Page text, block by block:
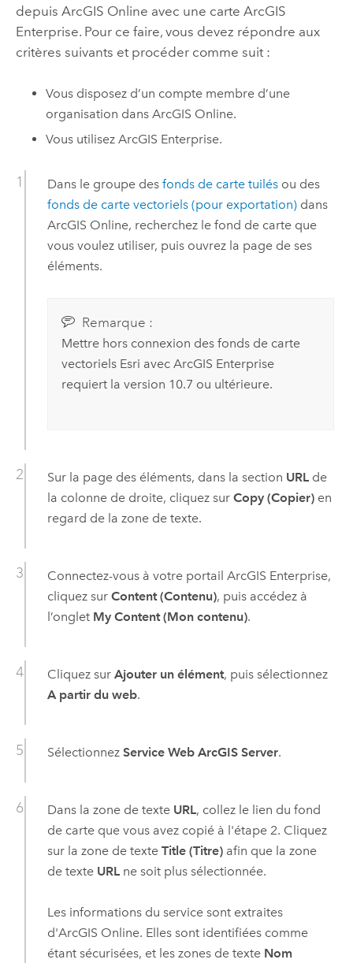
depuis ArcGIS Online avec une carte ArcGIS
Enterprise. Pour ce faire, vous devez répondre aux
critères suivants et procéder comme suit :
Vous disposez d’un compte membre d’une
organisation dansArcGIS Online.
Vous utilisezArcGIS Enterprise.
Dans le groupe des fonds de carte tuilésou des
fonds de carte vectoriels (pour exportation)dans
ArcGIS Online, recherchez le fond de carte que
vous voulez utiliser, puis ouvrez la page de ses
éléments.
Remarque :
Mettre hors connexion des fonds de carte
vectoriels Esri avec ArcGIS Enterprise
requiert la version 10.7 ou ultérieure.
Sur la page des éléments, dans la section URLde
la colonne de droite, cliquez sur Copy (Copier)en
regard de la zone de texte.
Connectez-vous à votre portail ArcGIS Enterprise,
cliquez sur Content (Contenu), puis accédez à
l’onglet My Content (Mon contenu).
Cliquez sur Ajouter un élément, puis sélectionnez
A partir du web.
Sélectionnez Service Web ArcGIS Server.
Dans la zone de texte URL, collez le lien du fond
de carte que vous avez copié à l'étape 2. Cliquez
sur la zone de texte Title (Titre)afin que la zone
de texte URLne soit plus sélectionnée.
Les informations du service sont extraites
d'ArcGIS Online. Elles sont identifiées comme
étant sécurisées, et les zones de texte Nom